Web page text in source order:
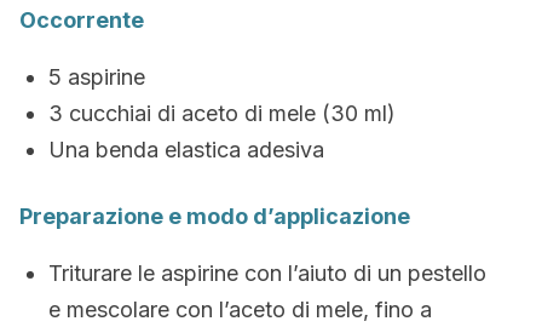
Occorrente
5 aspirine
3 cucchiai di aceto di mele (30 ml)
Una benda elastica adesiva
Preparazione e modo d’applicazione
Triturare le aspirine con l’aiuto di un pestello
e mescolare con l’aceto di mele, fino a